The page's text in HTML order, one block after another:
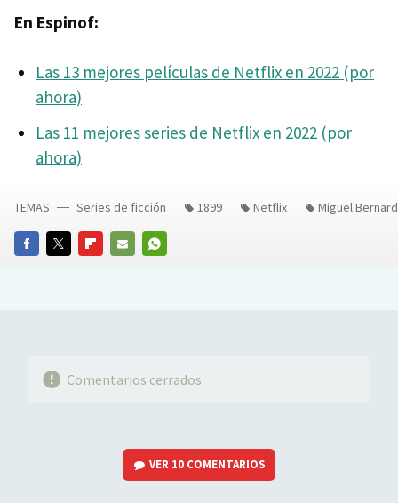
En Espinof:
Las 13 mejores películas de Netflix en 2022 (por
ahora)
Las 11 mejores series de Netflix en 2022 (por
ahora)
FACEBOOKTWITTERFLIPBOARD
E-
WHATSAPP
TEMAS Series de ficción 1899 Netflix Miguel
Comentarios cerrados
VER 10 COMENTARIOS